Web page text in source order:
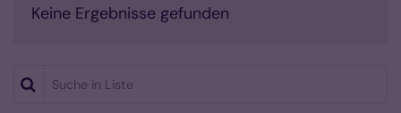
Keine Ergebnisse gefunden
Suche in Liste